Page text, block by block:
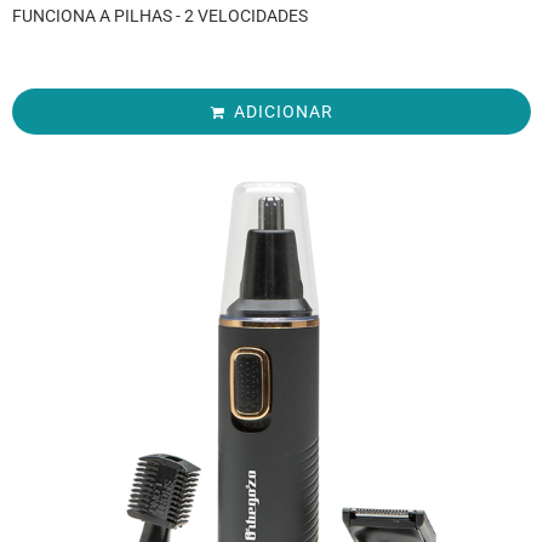
FUNCIONA A PILHAS - 2 VELOCIDADES
ADICIONAR